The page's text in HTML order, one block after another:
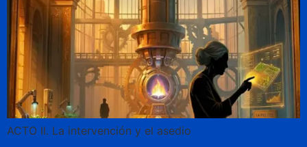
ACTO II. La intervención y el asedio